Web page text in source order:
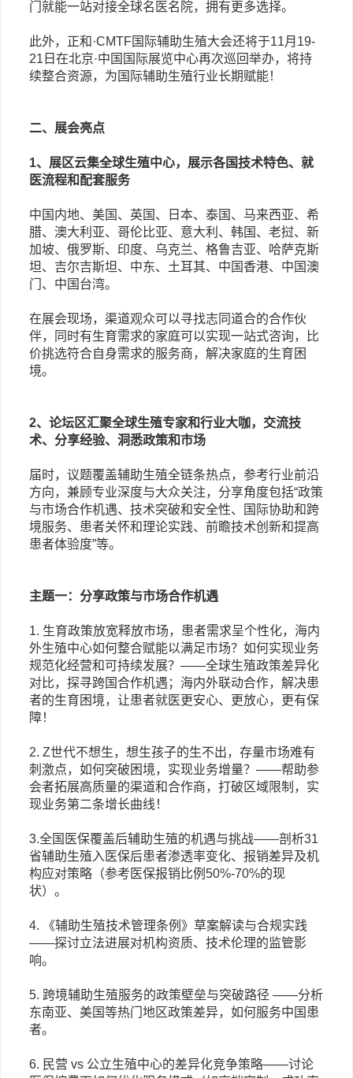
门就能一站对接全球名医名院，拥有更多选择。
此外，正和·CMTF国际辅助生殖大会还将于11月19-
21日在北京·中国国际展览中心再次巡回举办，将持
续整合资源，为国际辅助生殖行业长期赋能！
二、展会亮点
1、展区云集全球生殖中心，展示各国技术特色、就
医流程和配套服务
中国内地、美国、英国、日本、泰国、马来西亚、希
腊、澳大利亚、哥伦比亚、意大利、韩国、老挝、新
加坡、俄罗斯、印度、乌克兰、格鲁吉亚、哈萨克斯
坦、吉尔吉斯坦、中东、土耳其、中国香港、中国澳
门、中国台湾。
在展会现场，渠道观众可以寻找志同道合的合作伙
伴，同时有生育需求的家庭可以实现一站式咨询，比
价挑选符合自身需求的服务商，解决家庭的生育困
境。
2、论坛区汇聚全球生殖专家和行业大咖，交流技
术、分享经验、洞悉政策和市场
届时，议题覆盖辅助生殖全链条热点，参考行业前沿
方向，兼顾专业深度与大众关注，分享角度包括“政策
与市场合作机遇、技术突破和安全性、国际协助和跨
境服务、患者关怀和理论实践、前瞻技术创新和提高
患者体验度”等。
主题一：分享政策与市场合作机遇
1. 生育政策放宽释放市场，患者需求呈个性化，海内
外生殖中心如何整合赋能以满足市场？如何实现业务
规范化经营和可持续发展？ ——全球生殖政策差异化
对比，探寻跨国合作机遇；海内外联动合作，解决患
者的生育困境，让患者就医更安心、更放心，更有保
障！
2. Z世代不想生，想生孩子的生不出，存量市场难有
刺激点，如何突破困境，实现业务增量？ ——帮助参
会者拓展高质量的渠道和合作商，打破区域限制，实
现业务第二条增长曲线！
3.全国医保覆盖后辅助生殖的机遇与挑战——剖析31
省辅助生殖入医保后患者渗透率变化、报销差异及机
构应对策略（参考医保报销比例50%-70%的现
状）。
4. 《辅助生殖技术管理条例》草案解读与合规实践
——探讨立法进展对机构资质、技术伦理的监管影
响。
5. 跨境辅助生殖服务的政策壁垒与突破路径——分析
东南亚、美国等热门地区政策差异，如何服务中国患
者。
6. 民营 vs 公立生殖中心的差异化竞争策略——讨论